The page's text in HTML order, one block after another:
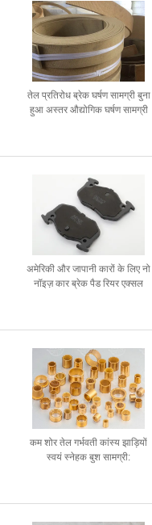
तेल प्रतिरोध ब्रेक घर्षण सामग्री बुना
हुआ अस्तर औद्योगिक घर्षण सामग्री
अमेरिकी और जापानी कारों के लिए नो
नॉइज़ कार ब्रेक पैड रियर एक्सल
कम शोर तेल गर्भवती कांस्य झाड़ियों
स्वयं स्नेहक बुश सामग्री: